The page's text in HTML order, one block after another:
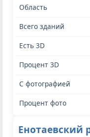
Енотаевский